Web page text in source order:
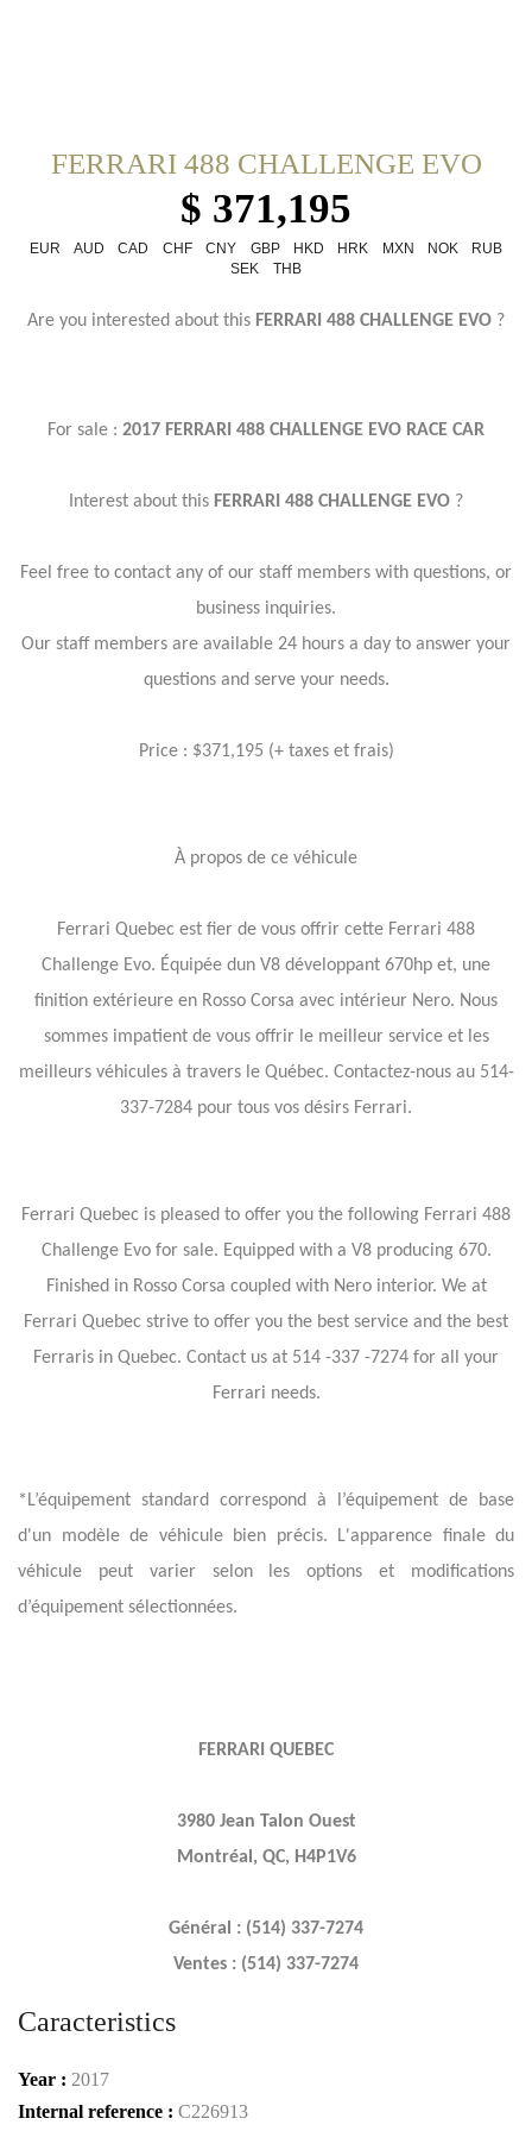
FERRARI 488 CHALLENGE EVO
$ 371,195
EUR AUD CAD CHF CNY GBP HKD HRK MXN NOK
RUB
SEK
THB
Are you interested about this FERRARI 488 CHALLENGE EVO ?
For sale : 2017 FERRARI 488 CHALLENGE EVO RACE CAR
Interest about this FERRARI 488 CHALLENGE EVO ?
Feel free to contact any of our staff members with questions, or
business inquiries.
Our staff members are available 24 hours a day to answer your
questions and serve your needs.
Price : $371,195 (+ taxes et frais)
À propos de ce véhicule
Ferrari Quebec est fier de vous offrir cette Ferrari 488
Challenge Evo. Équipée dun V8 développant 670hp et, une
finition extérieure en Rosso Corsa avec intérieur Nero. Nous
sommes impatient de vous offrir le meilleur service et les
meilleurs véhicules à travers le Québec. Contactez-nous au 514-
337-7284 pour tous vos désirs Ferrari.
Ferrari Quebec is pleased to offer you the following Ferrari 488
Challenge Evo for sale. Equipped with a V8 producing 670.
Finished in Rosso Corsa coupled with Nero interior. We at
Ferrari Quebec strive to offer you the best service and the best
Ferraris in Quebec. Contact us at 514 -337 -7274 for all your
Ferrari needs.
*L’équipement standard correspond à l’équipement de base
d'un modèle de véhicule bien précis. L'apparence finale du
véhicule peut varier selon les options et modifications
d’équipement sélectionnées.
FERRARI QUEBEC
3980 Jean Talon Ouest
Montréal, QC, H4P1V6
Général : (514) 337-7274
Ventes : (514) 337-7274
Caracteristics
Year : 2017
Internal reference : C226913